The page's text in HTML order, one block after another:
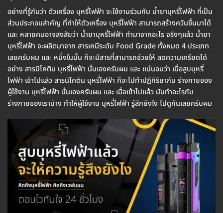
อย่างที่รู้กันว่า ตัวเครื่อง บุหรี่ไฟฟ้า จะใช้งานร่วมกับ น้ำยาบุหรี่ไฟฟ้า ที่เป็น
ส่วนประกอบสำคัญ ที่ทำให้ตัวเครื่อง บุหรี่ไฟฟ้า สามารถสร้างควันขึ้นมาได้
และ หลายคนอาจสงสัยว่า น้ำยาบุหรี่ไฟฟ้า ทำมาจากอะไร จริงๆแล้ว น้ำยา
บุหรี่ไฟฟ้า จะผลิตมาจาก สารเคมีระดับ Food Grade ทั้งหมด 4 ประเภท
เลยครับผม และ หนึ่งในนั้น ก็จะมีสารที่สามารถช่วยให้ ลดความเครียดได้
อย่าง สารนิโคติน บุหรี่ไฟฟ้า นั่นเองครับผม และ แน่นอนว่า เมื่อสูบบุหรี่
ไฟฟ้า เข้าไปแล้ว สารนิโคติน บุหรี่ไฟฟ้า ก็จะไปทำปฏิกิริยากับ ร่างกายของ
ผู้ใช้งาน บุหรี่ไฟฟ้า นั่นเองครับผม และ เมื่อเข้าไปแล้ว มันทำอะไรกับ
ร่างกายของเราบ้าง ทำให้ผู้ใช้งาน บุหรี่ไฟฟ้า รู้สึกยังไง ไปดูกันเลยครับผม